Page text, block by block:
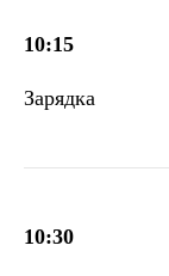
10:15
Зарядка
10:30